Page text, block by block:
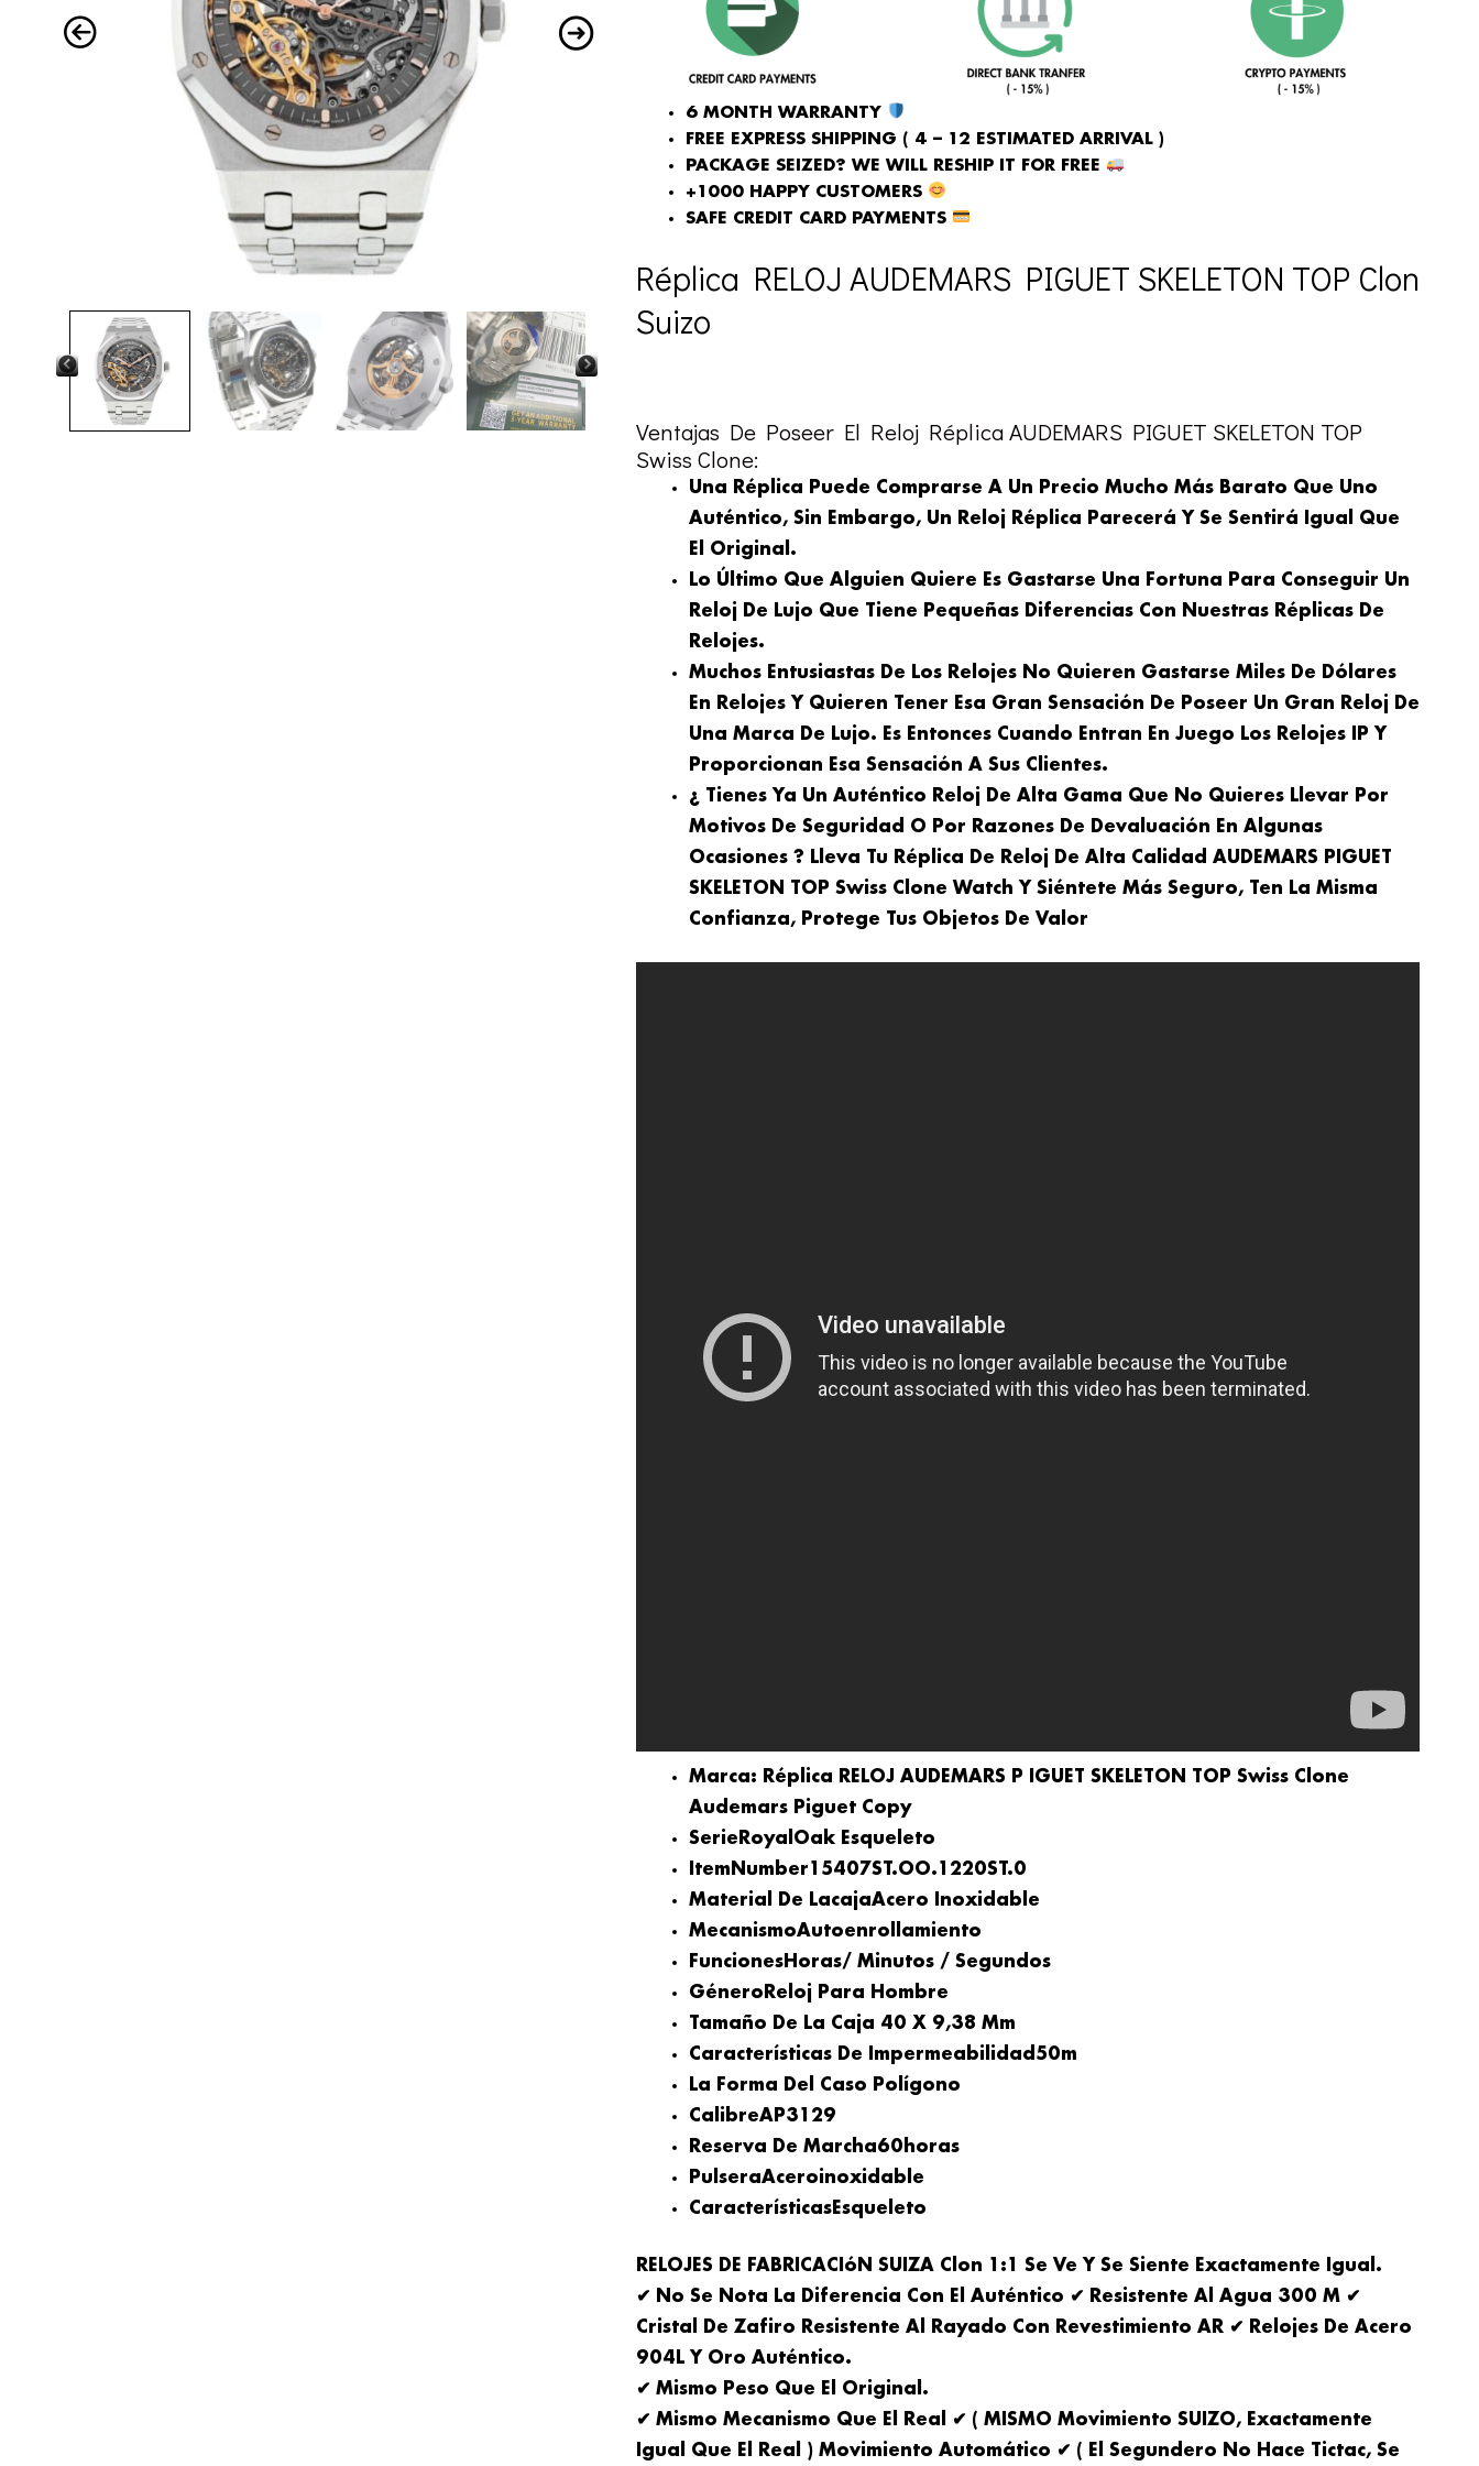
6 MONTH WARRANTY
FREE EXPRESS SHIPPING ( 4 – 12 ESTIMATED ARRIVAL )
PACKAGE SEIZED? WE WILL RESHIP IT FOR FREE
+1000 HAPPY CUSTOMERS
SAFE CREDIT CARD PAYMENTS
Réplica RELOJ AUDEMARS PIGUET SKELETON TOP Clon
Suizo
Ventajas De Poseer El Reloj Réplica AUDEMARS PIGUET SKELETON TOP
Swiss Clone:
Una Réplica Puede Comprarse A Un Precio Mucho Más Barato Que Uno
Auténtico, Sin Embargo, Un Reloj Réplica Parecerá Y Se Sentirá Igual Que
El Original.
Lo Último Que Alguien Quiere Es Gastarse Una Fortuna Para Conseguir Un
Reloj De Lujo Que Tiene Pequeñas Diferencias Con Nuestras Réplicas De
Relojes.
Muchos Entusiastas De Los Relojes No Quieren Gastarse Miles De Dólares
En Relojes Y Quieren Tener Esa Gran Sensación De Poseer Un Gran Reloj De
Una Marca De Lujo. Es Entonces Cuando Entran En Juego Los Relojes IP Y
Proporcionan Esa Sensación A Sus Clientes.
¿ Tienes Ya Un Auténtico Reloj De Alta Gama Que No Quieres Llevar Por
Motivos De Seguridad O Por Razones De Devaluación En Algunas
Ocasiones ? Lleva Tu Réplica De Reloj De Alta Calidad AUDEMARS PIGUET
SKELETON TOP Swiss Clone Watch Y Siéntete Más Seguro, Ten La Misma
Confianza, Protege Tus Objetos De Valor
Marca: Réplica RELOJ AUDEMARS P IGUET SKELETON TOP Swiss Clone
Audemars Piguet Copy
SerieRoyalOak Esqueleto
ItemNumber15407ST.OO.1220ST.0
Material De LaCajaAcero Inoxidable
MecanismoAutoenrollamiento
FuncionesHoras/ Minutos / Segundos
GéneroReloj Para Hombre
Tamaño De La Caja 40 X 9,38 Mm
Características De Impermeabilidad50M
La Forma Del Caso Polígono
CalibreAP3129
Reserva De Marcha60Horas
PulseraAceroInoxidable
CaracterísticasEsqueleto
RELOJES DE FABRICACIóN SUIZA Clon 1:1 Se Ve Y Se Siente Exactamente Igual.
✔ No Se Nota La Diferencia Con El Auténtico ✔ Resistente Al Agua 300 M ✔
Cristal De Zafiro Resistente Al Rayado Con Revestimiento AR ✔ Relojes De Acero
904L Y Oro Auténtico.
✔ Mismo Peso Que El Original.
✔ Mismo Mecanismo Que El Real ✔ ( MISMO Movimiento SUIZO, Exactamente
Igual Que El Real ) Movimiento Automático ✔ ( El Segundero No Hace Tictac, Se